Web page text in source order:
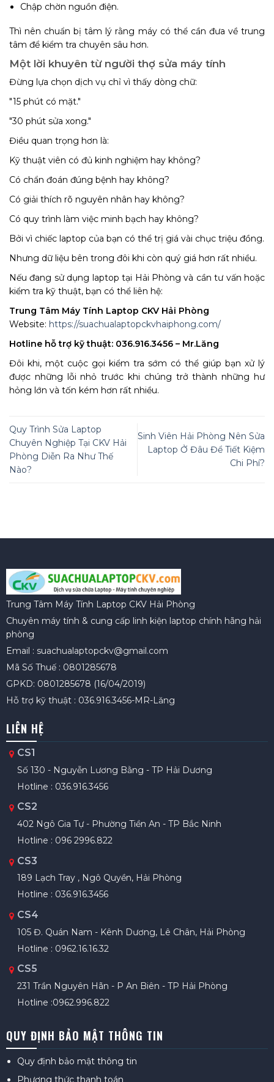
Chập chờn nguồn điện.
Thì nên chuẩn bị tâm lý rằng máy có thể cần đưa về trung
tâm để kiểm tra chuyên sâu hơn.
Một lời khuyên từ người thợ sửa máy tính
Đừng lựa chọn dịch vụ chỉ vì thấy dòng chữ:
"15 phút có mặt."
"30 phút sửa xong."
Điều quan trọng hơn là:
Kỹ thuật viên có đủ kinh nghiệm hay không?
Có chẩn đoán đúng bệnh hay không?
Có giải thích rõ nguyên nhân hay không?
Có quy trình làm việc minh bạch hay không?
Bởi vì chiếc laptop của bạn có thể trị giá vài chục triệu đồng.
Nhưng dữ liệu bên trong đôi khi còn quý giá hơn rất nhiều.
Nếu đang sử dụng laptop tại Hải Phòng và cần tư vấn hoặc
kiểm tra kỹ thuật, bạn có thể liên hệ:
Trung Tâm Máy Tính Laptop CKV Hải Phòng
Website: https://suachualaptopckvhaiphong.com/
Hotline hỗ trợ kỹ thuật: 036.916.3456 – Mr.Lăng
Đôi khi, một cuộc gọi kiểm tra sớm có thể giúp bạn xử lý
được những lỗi nhỏ trước khi chúng trở thành những hư
hỏng lớn và tốn kém hơn rất nhiều.
Quy Trình Sửa Laptop
Chuyên Nghiệp Tại CKV Hải
Phòng Diễn Ra Như Thế
Nào?
Sinh Viên Hải Phòng Nên Sửa
Laptop Ở Đâu Để Tiết Kiệm
Chi Phí?
Trung Tâm Máy Tính Laptop CKV Hải Phòng
Chuyên máy tính & cung cấp linh kiện laptop chính hãng hải
phòng
Email : suachualaptopckv@gmail.com
Mã Số Thuế : 0801285678
GPKD: 0801285678 (16/04/2019)
Hỗ trợ kỹ thuật : 036.916.3456-MR-Lăng
LIÊN HỆ
CS1
Số 130 - Nguyễn Lương Bằng - TP Hải Dương
Hotline : 036.916.3456
CS2
402 Ngô Gia Tự - Phường Tiền An - TP Bắc Ninh
Hotline : 096 2996.822
CS3
189 Lạch Tray , Ngô Quyền, Hải Phòng
Hotline : 036.916.3456
CS4
105 Đ. Quán Nam - Kênh Dương, Lê Chân, Hải Phòng
Hotline : 0962.16.16.32
CS5
231 Trần Nguyên Hãn - P An Biên - TP Hải Phòng
Hotline :0962.996.822
QUY ĐỊNH BẢO MẬT THÔNG TIN
Quy định bảo mật thông tin
Phương thức thanh toán